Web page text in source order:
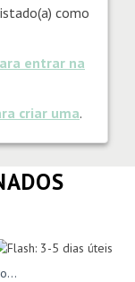
como
entrar na
criar uma.